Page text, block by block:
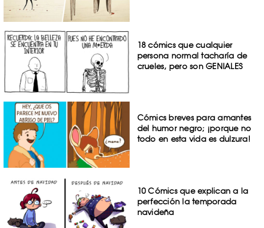
18 cómics que cualquier
persona normal tacharía de
crueles, pero son GENIALES
Cómics breves para amantes
del humor negro; ¡porque no
todo en esta vida es dulzura!
10 Cómics que explican a la
perfección la temporada
navideña